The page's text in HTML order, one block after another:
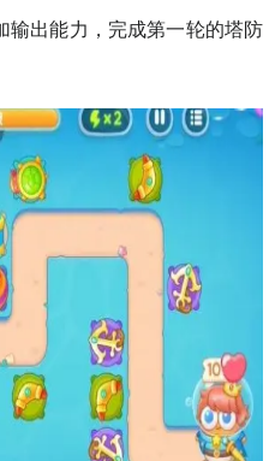
输出能力，完成第一轮的塔防